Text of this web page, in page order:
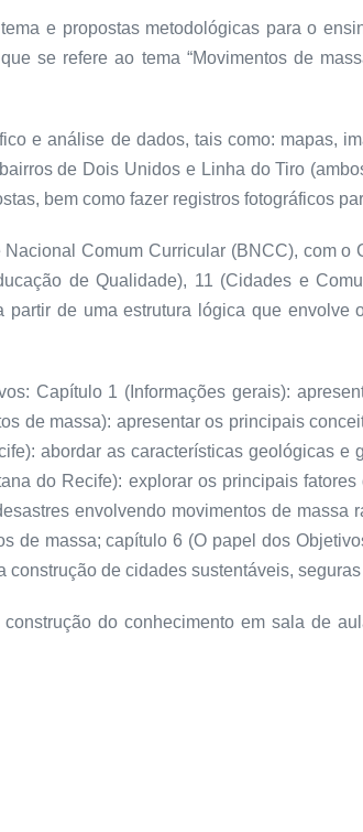
e propostas metodológicas para o
se refere ao tema “Movimentos de
e análise de dados, tais como: mapas,
de Dois Unidos e Linha do Tiro
bem como fazer registros fotográficos
Comum Curricular (BNCC), com o
de Qualidade), 11 (Cidades e
de uma estrutura lógica que envolve
Capítulo 1 (Informações gerais):
de massa): apresentar os principais
abordar as características geológicas e
do Recife): explorar os principais
envolvendo movimentos de massa
de massa; capítulo 6 (O papel dos
de cidades sustentáveis,
do conhecimento em sala de